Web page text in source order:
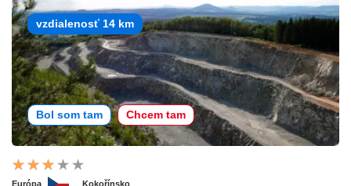
vzdialenosť 14 km
Bol som tam Chcem tam
Európa Kokořínsko